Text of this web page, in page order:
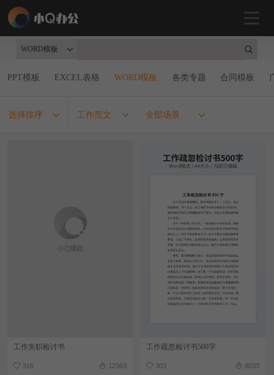
WORD模板
PPT模板 EXCEL表格 WORD模板 各类专题 合同模板
选择排序 工作范文 全部场景
工作失职检讨书
316 12363
工作疏忽检讨书500字
303 8033